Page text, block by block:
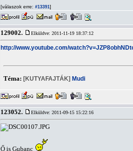
[válaszok erre: #13391]
129002. Elküldve: 2011-11-19 18:37:12
http://www.youtube.com/
Téma: [KUTYAFAJTÁK] Mudi
123052. Elküldve: 2011-09-15 15:22:16
Ő is Gubanc